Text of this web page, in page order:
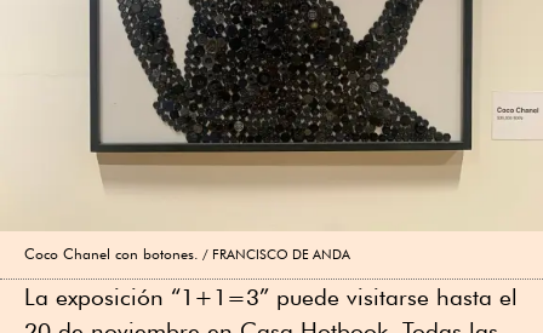
Coco Chanel con botones. FRANCISCO DE ANDA
La exposición “1+1=3” puede visitarse hasta el